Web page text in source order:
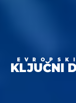
KLJUČNI